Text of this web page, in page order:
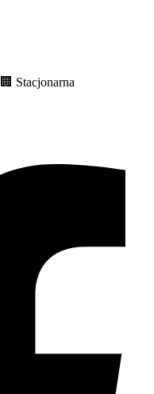
🏢 Stacjonarna